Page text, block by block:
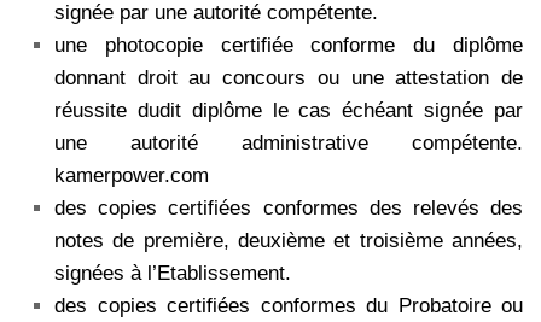
signée par une autorité compétente.
une photocopie certifiée conforme du diplôme
donnant droit au concours ou une attestation de
réussite dudit diplôme le cas échéant signée par
une autorité administrative compétente.
kamerpower.com
des copies certifiées conformes des relevés des
notes de première, deuxième et troisième années,
signées à l’Etablissement.
des copies certifiées conformes du Probatoire ou